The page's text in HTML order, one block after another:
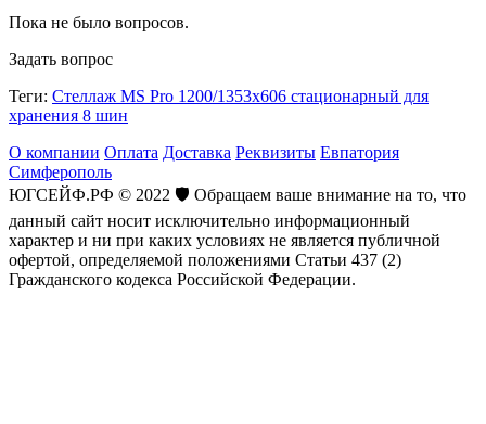
Пока не было вопросов.
Задать вопрос
Теги: Стеллаж MS Pro 1200/1353x606 стационарный для
хранения 8 шин
О компании Оплата Доставка Реквизиты Евпатория
Симферополь
ЮГСЕЙФ.РФ © 2022 🛡️ Обращаем ваше внимание на то, что
данный сайт носит исключительно информационный
характер и ни при каких условиях не является публичной
офертой, определяемой положениями Статьи 437 (2)
Гражданского кодекса Российской Федерации.